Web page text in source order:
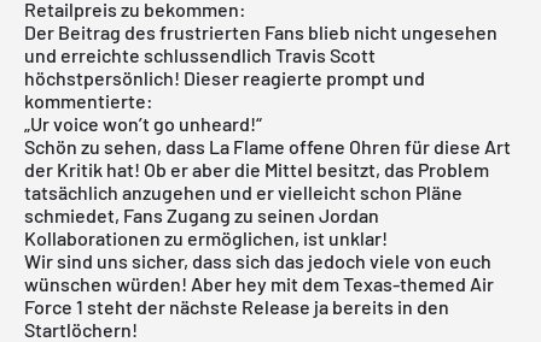
Retailpreis zu bekommen:
Der Beitrag des frustrierten Fans blieb nicht ungesehen
und erreichte schlussendlich Travis Scott
höchstpersönlich! Dieser reagierte prompt und
kommentierte:
„Ur voice won’t go unheard!“
Schön zu sehen, dass La Flame offene Ohren für diese Art
der Kritik hat! Ob er aber die Mittel besitzt, das Problem
tatsächlich anzugehen und er vielleicht schon Pläne
schmiedet, Fans Zugang zu seinen Jordan
Kollaborationen zu ermöglichen, ist unklar!
Wir sind uns sicher, dass sich das jedoch viele von euch
wünschen würden! Aber hey mit demTexas-themed Air
Force 1 steht der nächste Release ja bereits in den
Startlöchern!